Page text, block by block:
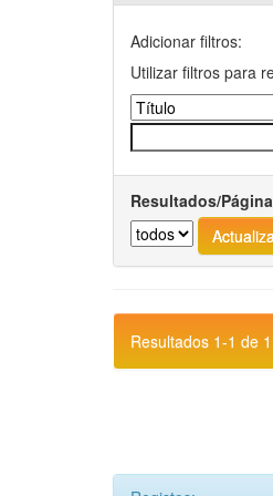
Adicionar filtros:
Utilizar filtros para
Resultados/Página
Resultados 1-1 de